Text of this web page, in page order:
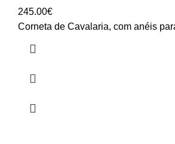
245.00€
Corneta de Cavalaria, com anéis